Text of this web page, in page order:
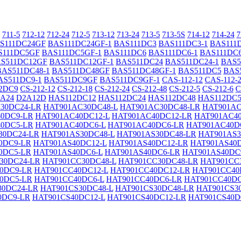
711-5 712-12 712-24 712-5 713-12 713-24 713-5 713-5S 714-12 714-24
BAS111DC24GF-1 BAS111DC3 BAS111DC3-1
BAS111DC5GF-1 BAS111DC6 BAS111DC6-1
BAS511DC12GF-1 BAS511DC24 BAS511DC24-1
1 BAS511DC48GF BAS511DC48GF-1 BAS511DC5
1 BAS511DC9GF BAS511DC9GF-1 CAS-112-12 CAS-112-
CS-212-12 CS-212-18 CS-212-24 CS-212-48 CS-212-5 CS-212-6
D2A12D HAS112DC12 HAS112DC24 HAS112DC48 HAS112DC5
LR HAT901AC30DC48-L HAT901AC30DC48-LR
LR HAT901AC40DC12-L HAT901AC40DC12-LR
LR HAT901AC40DC6-L HAT901AC40DC6-LR
LR HAT901AS30DC48-L HAT901AS30DC48-LR
LR HAT901AS40DC12-L HAT901AS40DC12-LR
LR HAT901AS40DC6-L HAT901AS40DC6-LR
LR HAT901CC30DC48-L HAT901CC30DC48-LR
LR HAT901CC40DC12-L HAT901CC40DC12-LR
LR HAT901CC40DC6-L HAT901CC40DC6-LR
LR HAT901CS30DC48-L HAT901CS30DC48-LR
LR HAT901CS40DC12-L HAT901CS40DC12-LR